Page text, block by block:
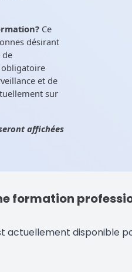
Ce
désirant
et de
sur
affichées
formation
actuellement disponible